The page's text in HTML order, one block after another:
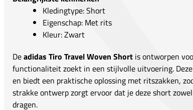
Kledingtype: Short
Eigenschap: Met rits
Kleur: Zwart
Deadidas Tiro Travel Woven Short is ontworpen
functionaliteit zoekt in een stijlvolle uitvoering.
en biedt een praktische oplossing met ritszakken,
strakke ontwerp zorgt ervoor dat je deze short
dragen.